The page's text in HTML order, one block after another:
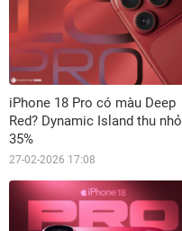
iPhone 18 Pro có màu Deep
Red? Dynamic Island thu nhỏ
35%
27-02-2026 17:08